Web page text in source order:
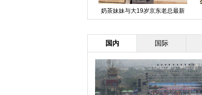
奶茶妹妹与大19岁京东老总最新
恩爱照
国内 国际